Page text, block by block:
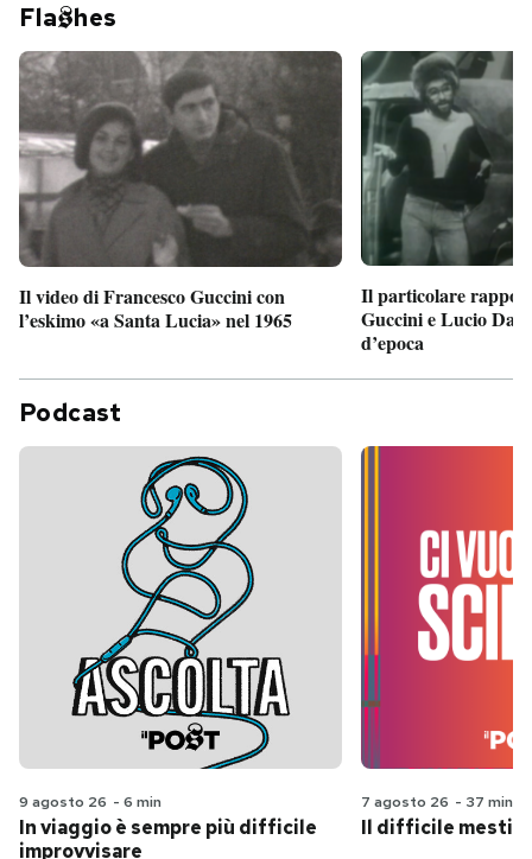
Fla hes
Il video di Francesco Guccini con
l’eskimo «a Santa Lucia» nel 1965
Il particolare
Guccini e Lucio
d’epoca
Podcast
9 agosto 26 - 6 min
In viaggio è sempre più difficile
improvvisare
7 agosto 26 - 37 min
Il difficile